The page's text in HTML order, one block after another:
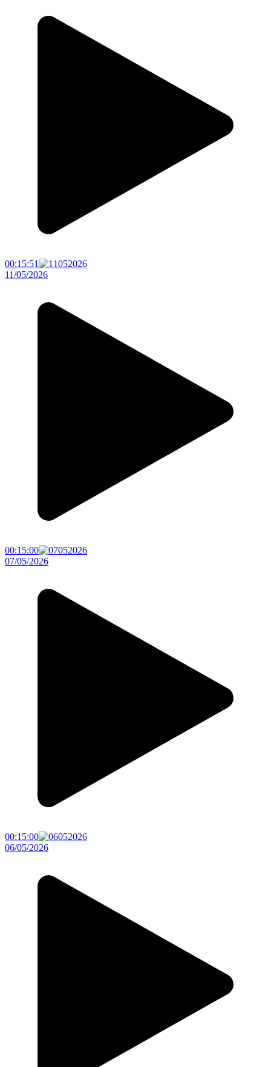
00:15:51
11/05/2026
00:15:00
07/05/2026
00:15:00
06/05/2026